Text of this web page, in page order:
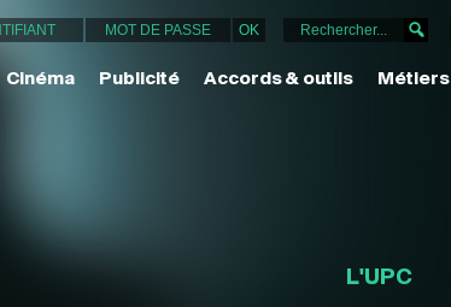
Cinéma Publicité Accords & outils Métiers
L'UPC